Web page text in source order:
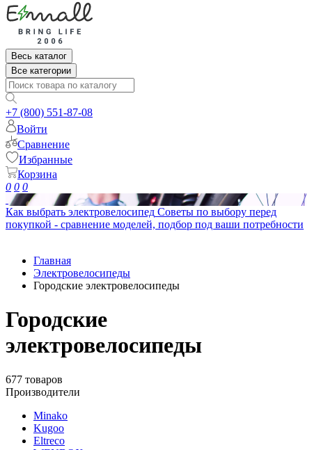
Весь каталог
Все категории
+7 (800) 551-87-08
Войти
Сравнение
Избранные
Корзина
0 0 0
Как выбрать электровелосипед Советы по выбору перед
покупкой - сравнение моделей, подбор под ваши потребности
Главная
Электровелосипеды
Городские электровелосипеды
Городские
электровелосипеды
677 товаров
Производители
Minako
Kugoo
Eltreco